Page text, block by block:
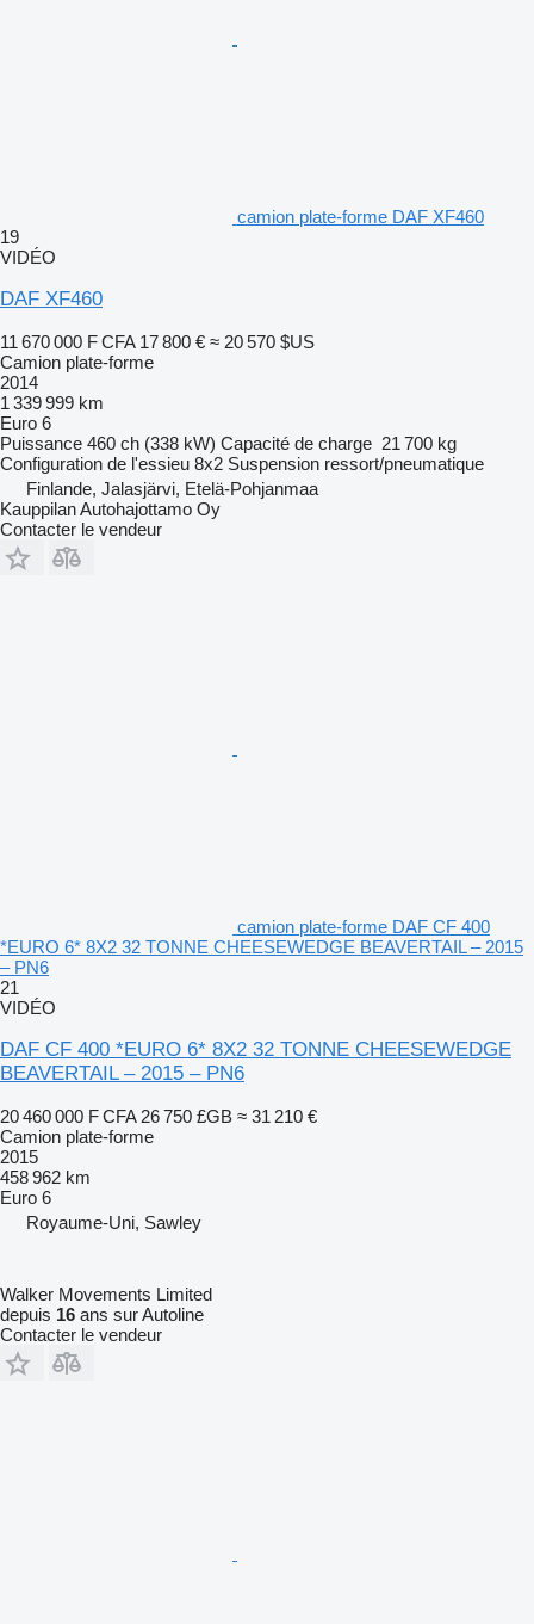
camion plate-forme DAF XF460
19
VIDÉO
DAF XF460
11 670 000 F CFA 17 800 € ≈ 20 570 $US
Camion plate-forme
2014
1 339 999 km
Euro 6
Puissance 460 ch (338 kW) Capacité de charge 21 700 kg
Configuration de l'essieu 8x2 Suspension ressort/pneumatique
Finlande, Jalasjärvi, Etelä-Pohjanmaa
Kauppilan Autohajottamo Oy
Contacter le vendeur
camion plate-forme DAF CF 400
*EURO 6* 8X2 32 TONNE CHEESEWEDGE BEAVERTAIL – 2015
– PN6
21
VIDÉO
DAF CF 400 *EURO 6* 8X2 32 TONNE CHEESEWEDGE
BEAVERTAIL – 2015 – PN6
20 460 000 F CFA 26 750 £GB ≈ 31 210 €
Camion plate-forme
2015
458 962 km
Euro 6
Royaume-Uni, Sawley
Walker Movements Limited
depuis 16 ans sur Autoline
Contacter le vendeur